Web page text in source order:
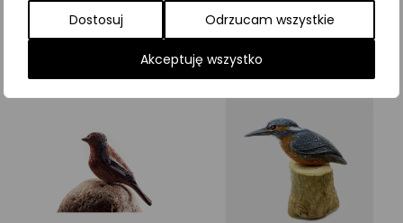
Dostosuj Odrzucam wszystkie
Akceptuję wszystko
Dodaj do koszyka Dodaj do koszyka